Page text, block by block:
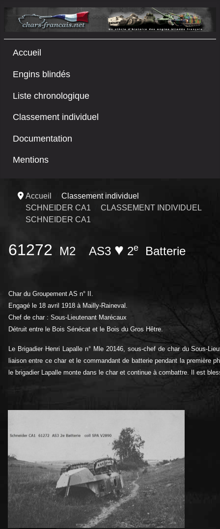
Accueil
Engins blindés
Liste chronologique
Classement individuel
Documentation
Mentions
Accueil
Classement individuel
SCHNEIDER CA1
CLASSEMENT INDIVIDUEL
SCHNEIDER CA1
61272 M2 AS3 ♥ 2e Batterie
Char du Groupement AS n° II.
Engagé le 18 avril 1918 à Mailly-Raineval.
Chef de char : Sous-Lieutenant Marécaux
Détruit entre le Bois Sénécat et le Bois du Gros Hêtre.
Le Brigadier Henri Lapalle n° Mle 20146, sous-chef de char du Sous-
liaison entre ce char et le commandant de batterie pendant la première
le brigadier Lapalle monte dans le char et continue à combattre. Il est